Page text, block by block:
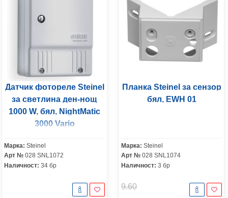
Датчик фотореле Steinel
за светлина ден-нощ
1000 W, бял, NightMatic
3000 Vario
Марка: Steinel
Арт № 028 SNL1072
Наличност: 34 бр
Планка Steinel за сензор
бял, EWH 01
Марка: Steinel
Арт № 028 SNL1074
Наличност: 3 бр
9.60